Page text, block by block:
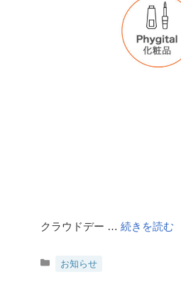
クラウドデー … 続きを読む
カお知らせ